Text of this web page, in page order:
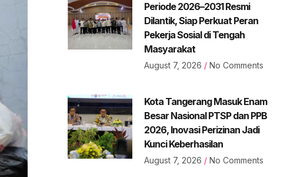
Periode 2026–2031 Resmi
Dilantik, Siap Perkuat Peran
Pekerja Sosial di Tengah
Masyarakat
August 7, 2026 No Comments
Kota Tangerang Masuk Enam
Besar Nasional PTSP dan PPB
2026, Inovasi Perizinan Jadi
Kunci Keberhasilan
August 7, 2026 No Comments